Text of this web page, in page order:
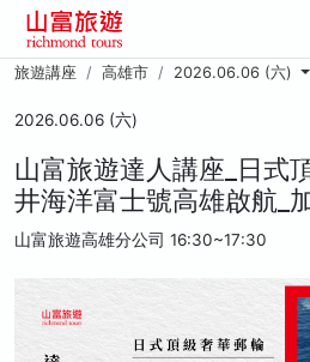
旅遊講座 高雄市 2026.06.06 (六)
2026.06.06 (六)
山富旅遊達人講座_日式
井海洋富士號高雄啟航_
山富旅遊高雄分公司 16:30~17:30